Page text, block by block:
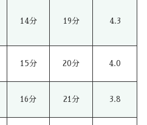
14分 19分 4.3
15分 20分 4.0
16分 21分 3.8